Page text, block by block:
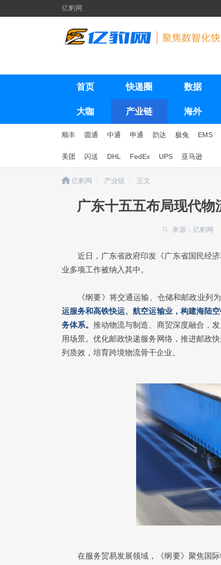
亿豹网
首页 快递圈 数据
大咖 产业链 海外
顺丰 圆通 中通 申通 韵达 极兔 EMS
美团 闪送 DHL FedEx UPS 亚马逊
亿豹网 产业链 正文
广东十五五布局现代
来源：亿豹网
近日，广东省政府印发《广东省国民经
业多项工作被纳入其中。
《纲要》将交通运输、仓储和邮政业列
运服务和高铁快运、航空运输业，构建海陆
务体系。推动物流与制造、商贸深度融合，
用场景。优化邮政快递服务网络，推进邮政
列质效，培育跨境物流骨干企业。
在服务贸易发展领域，《纲要》聚焦国